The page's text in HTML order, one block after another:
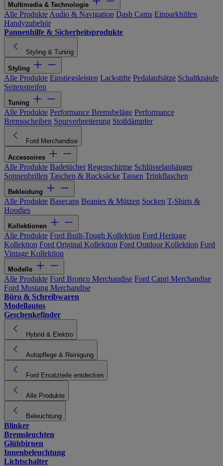
Multimedia & Technologie
Alle Produkte Audio & Navigation Dash Cams Einparkhilfen
Handyzubehör
Pannenhilfe & Sicherheitsprodukte
Styling & Tuning
Styling
Alle Produkte Einstiegsleisten Lackstifte Pedalaufsätze Schaltknäufe
Seitenstreifen
Tuning
Alle Produkte Performance Bremsbeläge Performance
Bremsscheiben Spurverbreiterung Stoßdämpfer
Ford Merchandise
Accessoires
Alle Produkte Badetücher Regenschirme Schlüsselanhänger
Sonnenbrillen Taschen & Rucksäcke Tassen Trinkflaschen
Bekleidung
Alle Produkte Basecaps Beanies & Mützen Socken T-Shirts &
Hoodies
Kollektionen
Alle Produkte Ford Built-Tough Kollektion Ford Heritage
Kollektion Ford Original Kollektion Ford Outdoor Kollektion Ford
Vintage Kollektion
Modelle
Alle Produkte Ford Bronco Merchandise Ford Capri Merchandise
Ford Mustang Merchandise
Büro & Schreibwaren
Modellautos
Geschenkefinder
Hybrid & Elektro
Autopflege & Reinigung
Ford Ersatzteile entdecken
Alle Produkte
Beleuchtung
Blinker
Bremsleuchten
Glühbirnen
Innenbeleuchtung
Lichtschalter